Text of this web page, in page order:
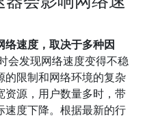
络速度，取决于多种因
会发现网络速度变得不稳
的限制和网络环境的复杂
资源，用户数量多时，带
速度下降。根据最新的行